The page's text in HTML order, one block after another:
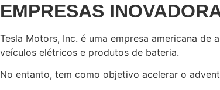
EMPRESAS
Tesla Motors, Inc. é uma empresa americana
veículos elétricos e produtos de bateria.
No entanto, tem como objetivo acelerar o